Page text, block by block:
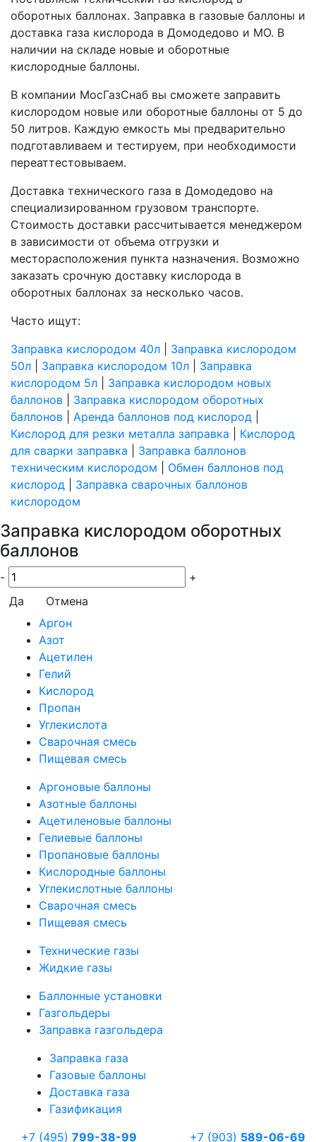
оборотных баллонах. Заправка в газовые баллоны и
доставка газа кислорода в Домодедово и МО. В
наличии на складе новые и оборотные
кислородные баллоны.
В компании МосГазСнаб вы сможете заправить
кислородом новые или оборотные баллоны от 5 до
50 литров. Каждую емкость мы предварительно
подготавливаем и тестируем, при необходимости
переаттестовываем.
Доставка технического газа в Домодедово на
специализированном грузовом транспорте.
Стоимость доставки рассчитывается менеджером
в зависимости от объема отгрузки и
месторасположения пункта назначения. Возможно
заказать срочную доставку кислорода в
оборотных баллонах за несколько часов.
Часто ищут:
Заправка кислородом 40л
Заправка кислородом
50л
Заправка кислородом 10л
Заправка
кислородом 5л
Заправка кислородом новых
баллонов
Заправка кислородом оборотных
баллонов
Аренда баллонов под кислород
Кислород для резки металла заправка
Кислород
для сварки заправка
Заправка баллонов
техническим кислородом
Обмен баллонов под
кислород
Заправка сварочных баллонов
кислородом
Заправка кислородом оборотных
баллонов
-
+
Да
Отмена
Аргон
Азот
Ацетилен
Гелий
Кислород
Пропан
Углекислота
Сварочная смесь
Пищевая смесь
Аргоновые баллоны
Азотные баллоны
Ацетиленовые баллоны
Гелиевые баллоны
Пропановые баллоны
Кислородные баллоны
Углекислотные баллоны
Сварочная смесь
Пищевая смесь
Технические газы
Жидкие газы
Баллонные установки
Газгольдеры
Заправка газгольдера
Заправка газа
Газовые баллоны
Доставка газа
Газификация
+7 (495) 799-38-99 +7 (903) 589-06-69